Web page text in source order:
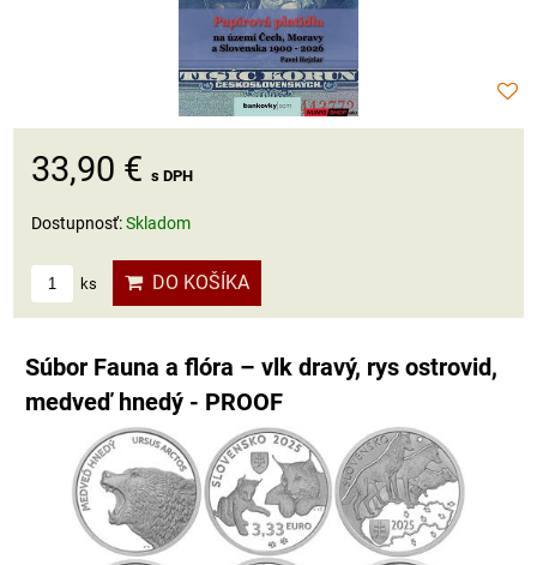
33,90 € s DPH
Dostupnosť:Skladom
ks DO KOŠÍKA
Súbor Fauna a flóra – vlk dravý, rys ostrovid,
medveď hnedý - PROOF